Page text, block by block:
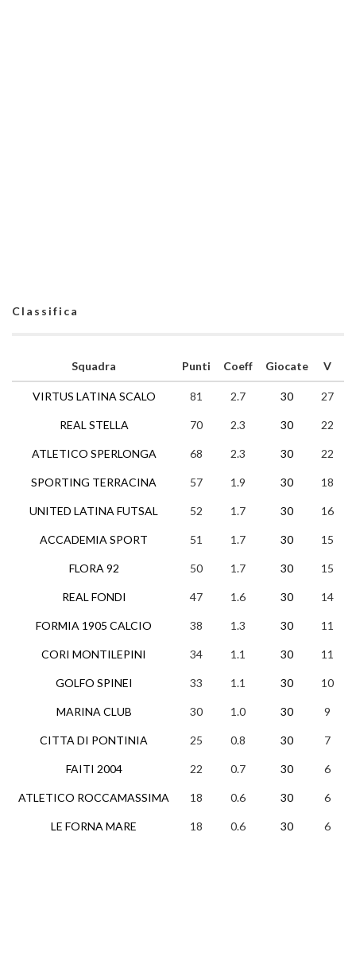
Classifica
Squadra
VIRTUS LATINA SCALO
REAL STELLA
ATLETICO SPERLONGA
SPORTING TERRACINA
UNITED LATINA FUTSAL
ACCADEMIA SPORT
FLORA 92
REAL FONDI
FORMIA 1905 CALCIO
CORI MONTILEPINI
GOLFO SPINEI
MARINA CLUB
CITTA DI PONTINIA
FAITI 2004
ATLETICO ROCCAMASSIMA
LE FORNA MARE
Punti Coeff Giocate V
81 2.7 30 27
70 2.3 30 22
68 2.3 30 22
57 1.9 30 18
52 1.7 30 16
51 1.7 30 15
50 1.7 30 15
47 1.6 30 14
38 1.3 30 11
34 1.1 30 11
33 1.1 30 10
30 1.0 30 9
25 0.8 30 7
22 0.7 30 6
18 0.6 30 6
18 0.6 30 6